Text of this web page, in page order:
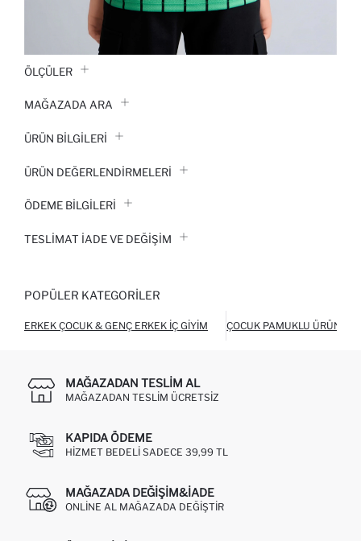
ÖLÇÜLER
MAĞAZADA ARA
ÜRÜN BILGILERI
ÜRÜN DEĞERLENDİRMELERİ
ÖDEME BİLGİLERİ
TESLIMAT İADE VE DEĞIŞIM
POPÜLER KATEGORILER
ERKEK ÇOCUK & GENÇ ERKEK İÇ GIYIM ÇOCUK PAMUKLU ÜRÜNLER
MAĞAZADAN TESLIM AL
MAĞAZADAN TESLIM ÜCRETSIZ
KAPIDA ÖDEME
HIZMET BEDELI SADECE 39,99 TL
MAĞAZADA DEĞIŞIM&İADE
ONLINE AL MAĞAZADA DEĞIŞTIR